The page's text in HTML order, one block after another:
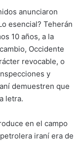
anunciaron
esencial? Teherán
10 años, a la
Occidente
revocable, o
y
demuestren que
letra.
en el campo
iraní era de